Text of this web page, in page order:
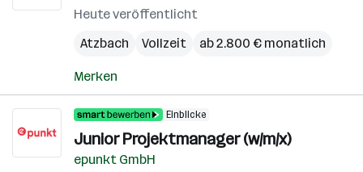
Heute veröffentlicht
Atzbach
Vollzeit ab 2.800 € monatlich
Merken
Einblicke
Junior Projektmanager (w/m/x)
epunkt GmbH